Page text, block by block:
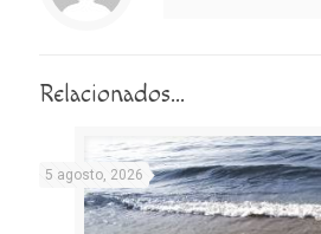
Relacionados...
5 agosto, 2026